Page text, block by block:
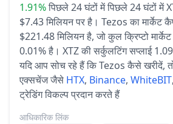
1.91%पिछले 24 घंटों मेंपिछले 24 घंटों में
$7.43 मिलियन पर है। Tezos का मार्केट
$221.48 मिलियन है, जो कुल क्रिप्टो
0.01% है। XTZ की सर्कुलटिंग सप्लाई
यदि आप सोच रहे हैं कि Tezos कैसे खरीदें, तो
एक्सचेंज जैसे HTX, Binance, WhiteBIT,
ट्रेडिंग विकल्प प्रदान करते हैं
आधिकारिक लिंक